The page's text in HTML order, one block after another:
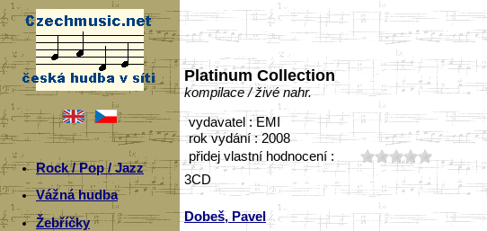
Rock / Pop / Jazz
Vážná hudba
Žebříčky
Platinum Collection
kompilace / živé nahr.
vydavatel : EMI
rok vydání : 2008
přidej vlastní hodnocení :
3CD
Dobeš, Pavel